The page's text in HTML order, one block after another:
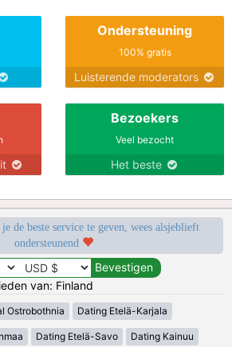
Ondersteuning
100% gratis
Luisterende moderators
Bezoekers
Veel bezocht
Het beste
de beste service te geven, wees alsjeblieft
ondersteunend
van: Finland
Ostrobothnia Dating Etelä-Karjala
Dating Etelä-Savo Dating Kainuu